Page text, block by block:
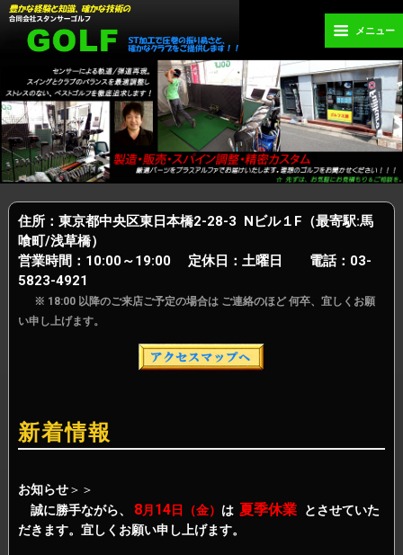
メニュー
住所：東京都中央区東日本橋2-28-3 Nビル１F（最寄駅:馬
喰町/浅草橋）
営業時間：10:00～19:00 定休日：土曜日 電話：03-
5823-4921
※ 18:00 以降のご来店ご予定の場合は ご連絡のほど 何卒、宜しくお願
い申し上げます。
新着情報
お知らせ＞＞
誠に勝手ながら、 8月 14日（金） は 夏季休業
とさせていた
だきます。宜しくお願い申し上げます。